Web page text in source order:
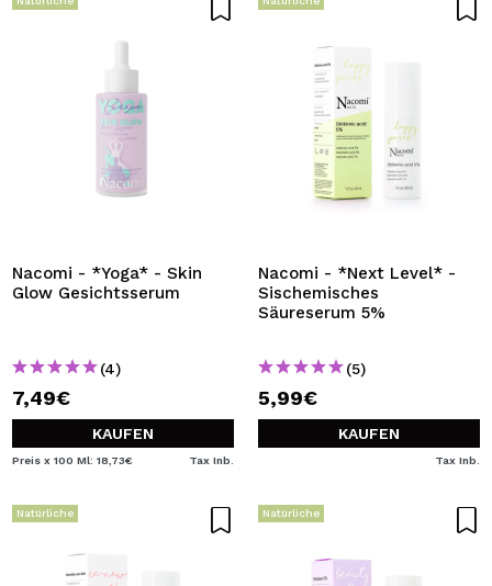
Nacomi - *Yoga* - Skin
Glow Gesichtsserum
(4)
7,49€
KAUFEN
Preis x 100 Ml: 18,73€ Tax Inb.
Nacomi - *Next Level* -
Sischemisches
Säureserum 5%
(5)
5,99€
KAUFEN
Tax Inb.
Natürliche Natürliche